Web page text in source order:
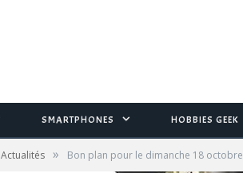
SMARTPHONES HOBBIES GEEK
Actualités » Bon plan pour le dimanche 18 octobre